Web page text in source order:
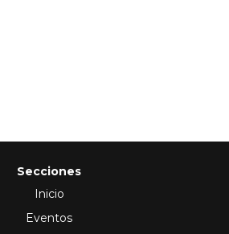
Secciones
Inicio
Eventos